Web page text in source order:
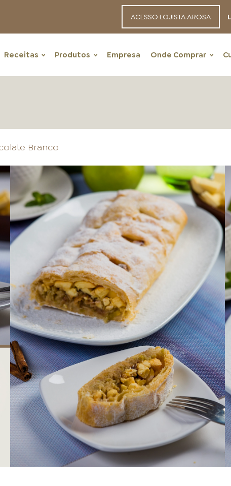
ACESSO LOJISTA AROSA
Receitas Produtos Empresa Onde Comprar
LOJAS AROSA
EMPRESA
SAC
Branco